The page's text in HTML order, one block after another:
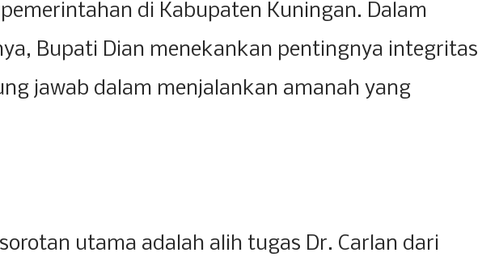
di Kabupaten Kuningan. Dalam
Bupati Dian menekankan pentingnya integritas
jawab dalam menjalankan amanah yang
utama adalah alih tugas Dr. Carlan dari